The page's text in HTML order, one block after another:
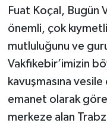
Fuat Koçal, Bugün
önemli, çok
mutluluğunu ve
Vakfıkebir’imizin
kavuşmasına
emanet olarak
merkeze alan